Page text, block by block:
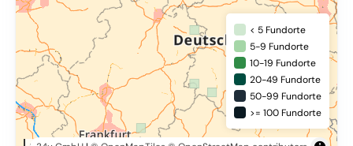
< 5 Fundorte
5-9 Fundorte
10-19 Fundorte
20-49 Fundorte
50-99 Fundorte
>= 100 Fundorte